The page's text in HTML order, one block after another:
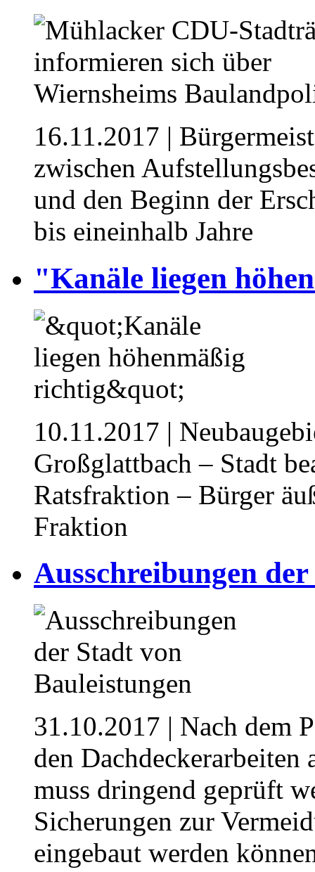
16.11.2017 |
zwischen
und den Beginn der
bis eineinhalb Jahre
"Kanäle liegen
10.11.2017 |
Großglattbach – Stadt
Ratsfraktion – Bürger
Fraktion
Ausschreibungen
31.10.2017 | Nach dem
den
muss dringend geprüft
Sicherungen zur
eingebaut werden